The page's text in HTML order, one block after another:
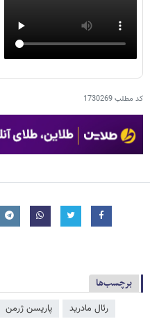
کد مطلب1730269
برچسب‌ها
رئال مادرید پاریسن ژرمن